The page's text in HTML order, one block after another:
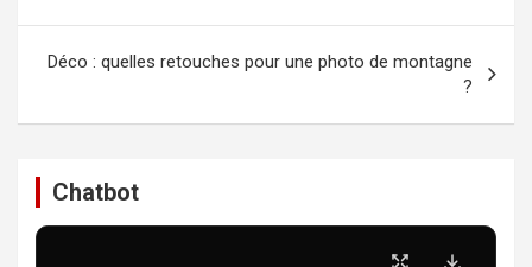
l’article
Déco : quelles retouches pour une photo de montagne
?
Chatbot